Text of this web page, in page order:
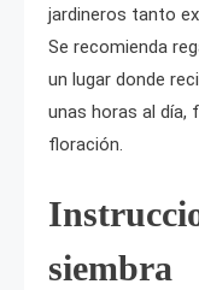
jardineros tanto
Se recomienda
un lugar donde
unas horas al día,
floración.
siembra